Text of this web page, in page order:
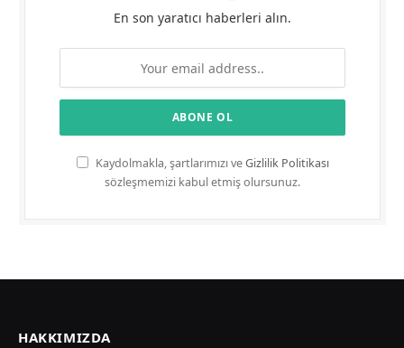
En son yaratıcı haberleri alın.
Kaydolmakla, şartlarımızı veGizlilik Politikası
sözleşmemizi kabul etmiş olursunuz.
HAKKIMIZDA